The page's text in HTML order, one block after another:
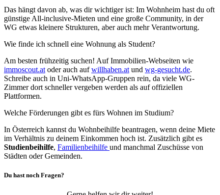
Das hängt davon ab, was dir wichtiger ist: Im Wohnheim hast du oft
günstige All-inclusive-Mieten und eine große Community, in der
WG etwas kleinere Strukturen, aber auch mehr Verantwortung.
Wie finde ich schnell eine Wohnung als Student?
Am besten frühzeitig suchen! Auf Immobilien-Webseiten wie
immoscout.at oder auch aufwillhaben.at und wg-gesucht.de.
Schreibe auch in Uni-WhatsApp-Gruppen rein, da viele WG-
Zimmer dort schneller vergeben werden als auf offiziellen
Plattformen.
Welche Förderungen gibt es fürs Wohnen im Studium?
In Österreich kannst du Wohnbeihilfe beantragen, wenn deine Miete
im Verhältnis zu deinem Einkommen hoch ist. Zusätzlich gibt es
Studienbeihilfe, Familienbeihilfe und manchmal Zuschüsse von
Städten oder Gemeinden.
Du hast noch Fragen?